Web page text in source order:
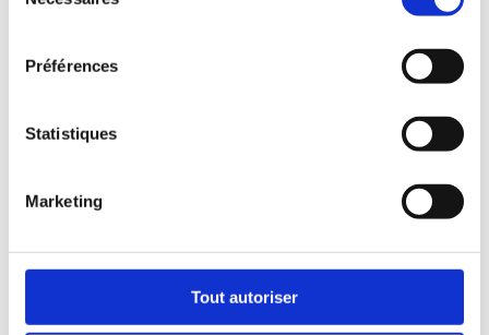
Préférences
Statistiques
Marketing
Tout autoriser
et qu’une bougie vacille doucement
une pause, de regarder l’année qui
avez illuminé cette année...